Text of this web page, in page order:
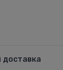
доставка